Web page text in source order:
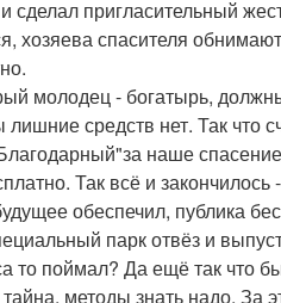
сделал пригласительный
хозяева спасителя
молодец - богатырь,
средств нет. Так что
наше
Так всё и
обеспечил, публика
парк отвёз и
то поймал? Да ещё так что
методы знать надо. За